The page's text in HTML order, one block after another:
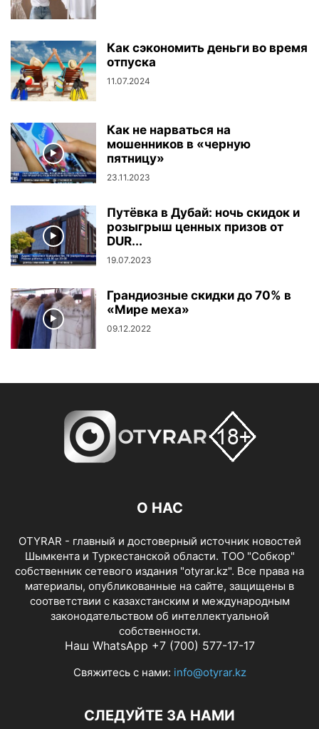
Как сэкономить деньги во время
отпуска
11.07.2024
Как не нарваться на
мошенников в «черную
пятницу»
23.11.2023
Путёвка в Дубай: ночь скидок и
розыгрыш ценных призов от
DUR...
19.07.2023
Грандиозные скидки до 70% в
«Мире меха»
09.12.2022
О НАС
OTYRAR - главный и достоверный источник новостей
Шымкента и Туркестанской области. ТОО "Собкор"
собственник сетевого издания "otyrar.kz". Все права на
материалы, опубликованные на сайте, защищены в
соответствии с казахстанским и международным
законодательством об интеллектуальной
собственности.
Наш WhatsApp +7 (700) 577-17-17
Свяжитесь с нами: info@otyrar.kz
СЛЕДУЙТЕ ЗА НАМИ